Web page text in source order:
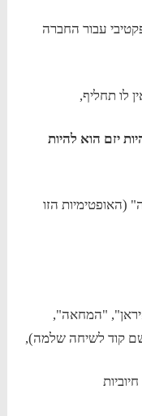
עבור החברה
לו תחליף,
יזם הוא להיות
(האופטימיות הזו
"המחאה",
קוד לשיחה שלמה),